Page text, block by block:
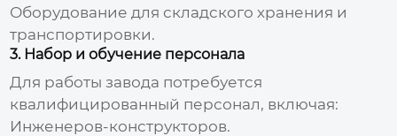
Оборудование для складского хранения и
транспортировки.
3. Набор и обучение персонала
Для работызавода потребуется
квалифицированный персонал, включая:
Инженеров-конструкторов.